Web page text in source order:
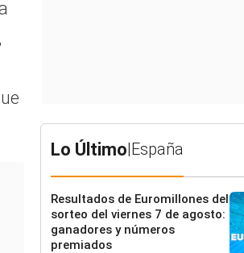
Lo Último|España
Resultados de Euromillones del
sorteo del viernes 7 de agosto:
ganadores y números
premiados